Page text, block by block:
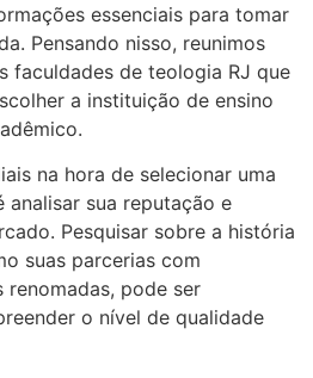
essenciais para tomar
Pensando nisso, reunimos
faculdades de teologia RJ que
a instituição de ensino
na hora de selecionar uma
sua reputação e
Pesquisar sobre a história
suas parcerias com
pode ser
o nível de qualidade